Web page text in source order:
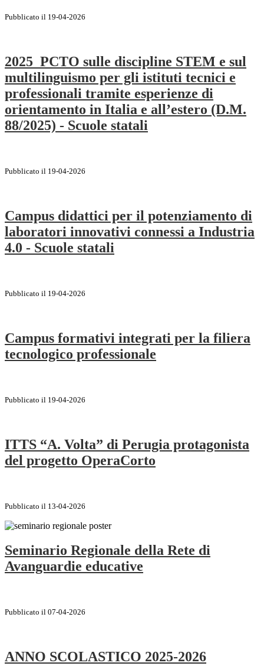
Pubblicato il 19-04-2026
2025_PCTO sulle discipline STEM e sul
multilinguismo per gli istituti tecnici e
professionali tramite esperienze di
orientamento in Italia e all’estero (D.M.
88/2025) - Scuole statali
Pubblicato il 19-04-2026
Campus didattici per il potenziamento di
laboratori innovativi connessi a Industria
4.0 - Scuole statali
Pubblicato il 19-04-2026
Campus formativi integrati per la filiera
tecnologico professionale
Pubblicato il 19-04-2026
ITTS “A. Volta” di Perugia protagonista
del progetto OperaCorto
Pubblicato il 13-04-2026
Seminario Regionale della Rete di
Avanguardie educative
Pubblicato il 07-04-2026
ANNO SCOLASTICO 2025-2026